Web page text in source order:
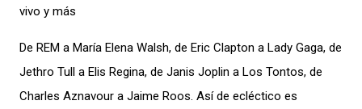
vivo y más
De REM a María Elena Walsh, de Eric Clapton a Lady Gaga, de
Jethro Tull a Elis Regina, de Janis Joplin a Los Tontos, de
Charles Aznavour a Jaime Roos. Así de ecléctico es